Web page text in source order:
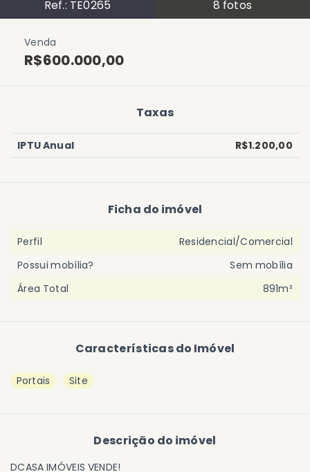
Ref.: TE0265 8 fotos
Venda
R$600.000,00
Características do Imóvel
Portais Site
Descrição do imóvel
DCASA IMÓVEIS VENDE!
Taxas
IPTU Anual R$1.200,00
Ficha do imóvel
Perfil
Residencial/Comercial
Possui mobília?
Sem mobília
Área Total
891m²